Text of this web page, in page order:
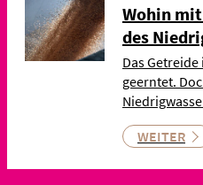
Wohin
des
Das
geerntet.
WEITER